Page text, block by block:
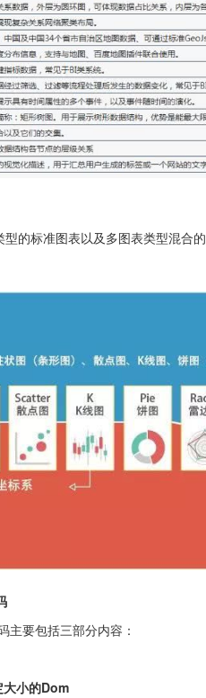
的标准图表以及多图表类型混合的
主要包括三部分内容：
小的Dom